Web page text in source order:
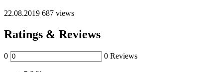
22.08.2019 687 views
Ratings & Reviews
0 0 Reviews